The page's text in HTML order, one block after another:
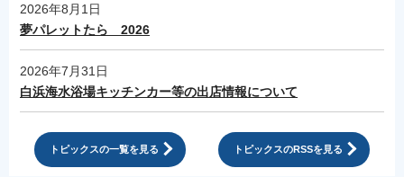
2026年8月1日
夢パレットたら 2026
2026年7月31日
白浜海水浴場キッチンカー等の出店情報について
トピックスの一覧を見る トピックスのRSSを見る